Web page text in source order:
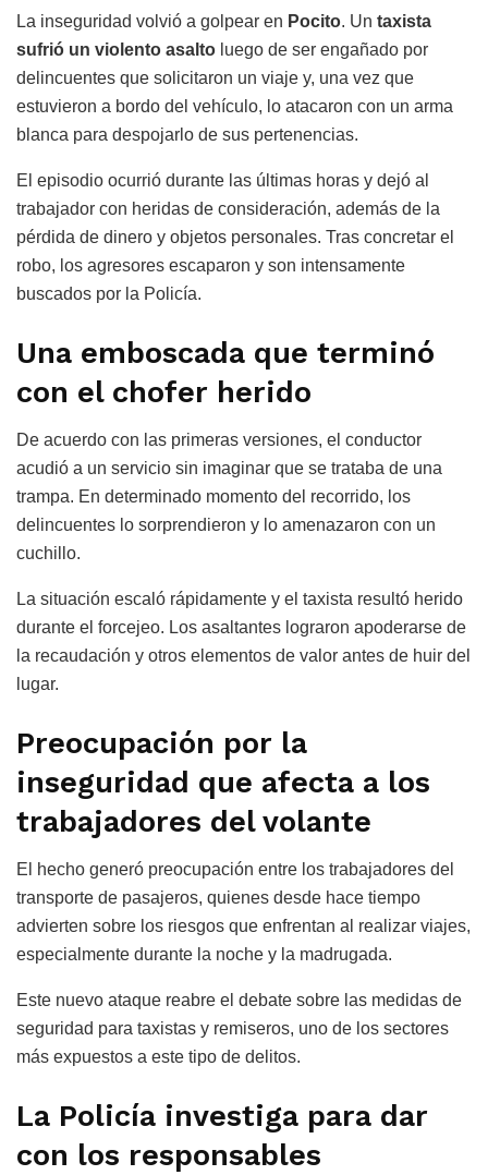
La inseguridad volvió a golpear en Pocito. Un taxista
sufrió un violento asalto luego de ser engañado por
delincuentes que solicitaron un viaje y, una vez que
estuvieron a bordo del vehículo, lo atacaron con un arma
blanca para despojarlo de sus pertenencias.
El episodio ocurrió durante las últimas horas y dejó al
trabajador con heridas de consideración, además de la
pérdida de dinero y objetos personales. Tras concretar el
robo, los agresores escaparon y son intensamente
buscados por la Policía.
Una emboscada que terminó
con el chofer herido
De acuerdo con las primeras versiones, el conductor
acudió a un servicio sin imaginar que se trataba de una
trampa. En determinado momento del recorrido, los
delincuentes lo sorprendieron y lo amenazaron con un
cuchillo.
La situación escaló rápidamente y el taxista resultó herido
durante el forcejeo. Los asaltantes lograron apoderarse de
la recaudación y otros elementos de valor antes de huir del
lugar.
Preocupación por la
inseguridad que afecta a los
trabajadores del volante
El hecho generó preocupación entre los trabajadores del
transporte de pasajeros, quienes desde hace tiempo
advierten sobre los riesgos que enfrentan al realizar viajes,
especialmente durante la noche y la madrugada.
Este nuevo ataque reabre el debate sobre las medidas de
seguridad para taxistas y remiseros, uno de los sectores
más expuestos a este tipo de delitos.
La Policía investiga para dar
con los responsables